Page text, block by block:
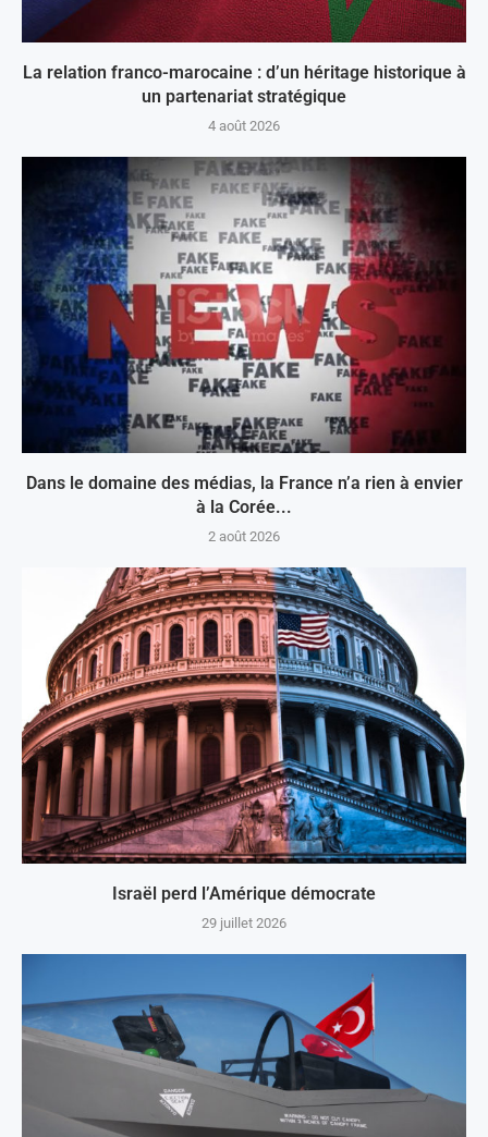
La relation franco-marocaine : d’un héritage historique à
un partenariat stratégique
4 août 2026
Dans le domaine des médias, la France n’a rien à envier
à la Corée...
2 août 2026
Israël perd l’Amérique démocrate
29 juillet 2026